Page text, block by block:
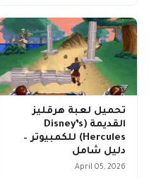
تحميل لعبة هرقليز
القديمة (Disney’s
Hercules) للكمبيوتر –
دليل شامل
April 05, 2026